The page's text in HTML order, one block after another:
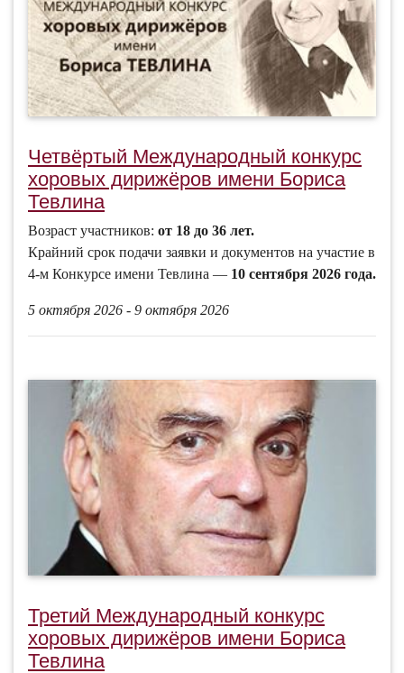
Четвёртый Международный конкурс
хоровых дирижёров имени Бориса
Тевлина
Возраст участников: от 18 до 36 лет.
Крайний срок подачи заявки и документов на участие в
4-м Конкурсе имени Тевлина — 10 сентября 2026 года.
5 октября 2026 - 9 октября 2026
Третий Международный конкурс
хоровых дирижёров имени Бориса
Тевлина